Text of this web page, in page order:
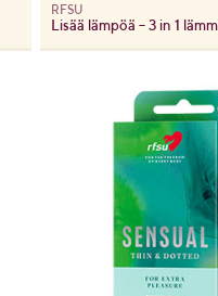
RFSU